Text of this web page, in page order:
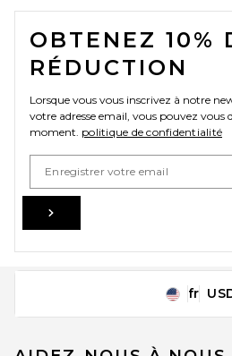
FOOTER
OBTENEZ 10%
RÉDUCTION
Lorsque vous vous inscrivez à notre
votre adresse email, vous pouvez vous
moment. politique de confidentialité
Change
fr